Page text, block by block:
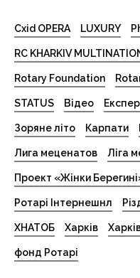
Cxid OPERA LUXURY
RC KHARKIV
Rotary Foundation
STATUS Відео
Зоряне літо Карпати
Лига меценатов Ліга
Проект «Жінки
Ротарі Інтернешнл
ХНАТОБ Харків
фонд Ротарі